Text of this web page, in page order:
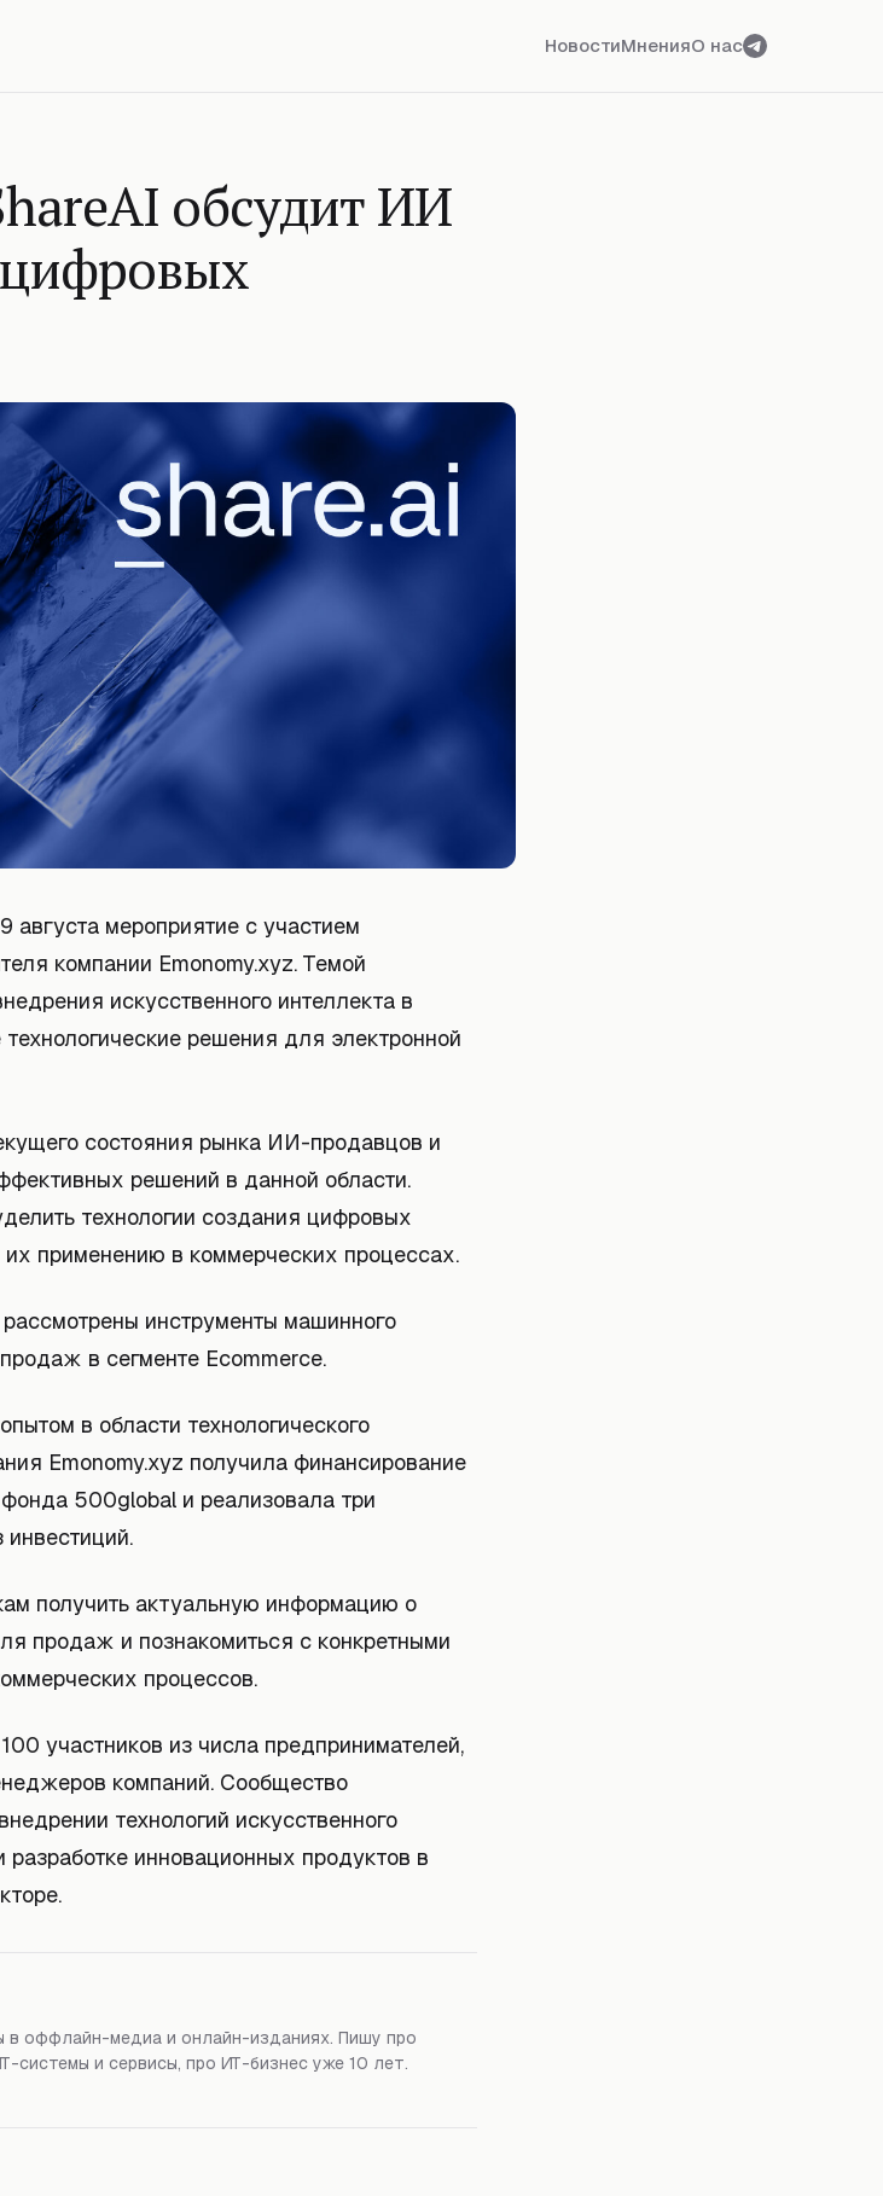
НовостиМненияО нас
обсудит ИИ
августа мероприятие с участием
компании Emonomy.xyz. Темой
искусственного интеллекта в
решения для электронной
состояния рынка ИИ-продавцов и
решений в данной области.
технологии создания цифровых
применению в коммерческих процессах.
инструменты машинного
в сегменте Ecommerce.
в области технологического
Emonomy.xyz получила финансирование
500global и реализовала три
получить актуальную информацию о
продаж и познакомиться с конкретными
процессов.
участников из числа предпринимателей,
компаний. Сообщество
технологий искусственного
инновационных продуктов в
в оффлайн-медиа и онлайн-изданиях. Пишу про
системы и сервисы, про ИТ-бизнес уже 10 лет.